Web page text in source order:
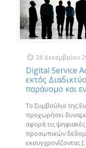
26 Δεκεμβρίου
Digital Service
εκτός
παράνομο και
Το Συμβούλιο της
προχωρήσει
αφορά τις
προσωπικών
εκσυγχρονίζοντας